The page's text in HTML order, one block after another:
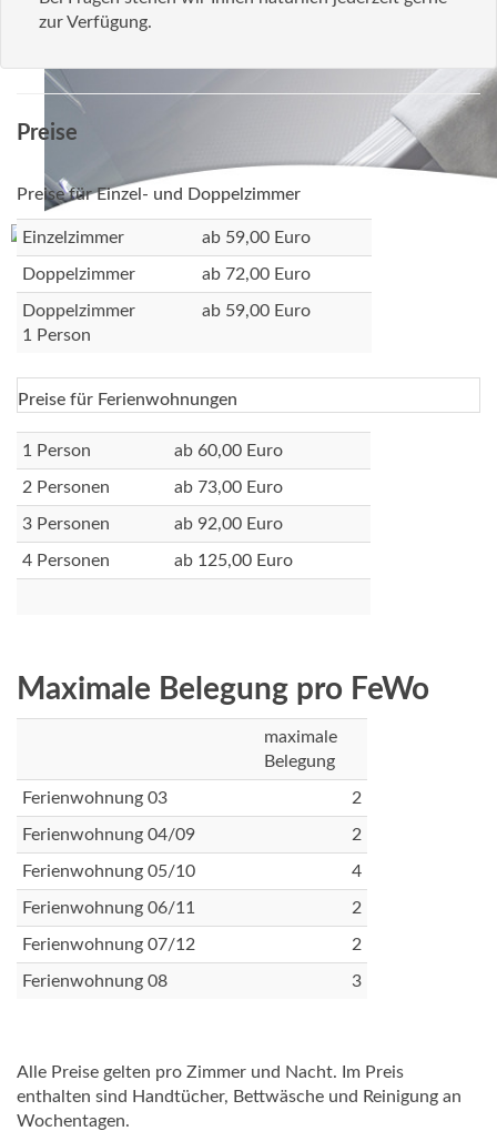
zur Verfügung.
Preise
Preise für Einzel- und Doppelzimmer
Einzelzimmer ab 59,00 Euro
Doppelzimmer ab 72,00 Euro
Doppelzimmer
1 Person
ab 59,00 Euro
Preise für Ferienwohnungen
1 Person ab 60,00 Euro
2 Personen ab 73,00 Euro
3 Personen ab 92,00 Euro
4 Personen ab 125,00 Euro
Maximale Belegung pro FeWo
maximale
Belegung
Ferienwohnung 03 2
Ferienwohnung 04/09 2
Ferienwohnung 05/10 4
Ferienwohnung 06/11 2
Ferienwohnung 07/12 2
Ferienwohnung 08 3
Alle Preise gelten pro Zimmer und Nacht. Im Preis
enthalten sind Handtücher, Bettwäsche und Reinigung an
Wochentagen.